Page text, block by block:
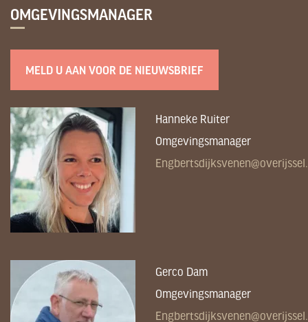
OMGEVINGSMANAGER
MELD U AAN VOOR DE NIEUWSBRIEF
Hanneke Ruiter
Omgevingsmanager
Gerco Dam
Omgevingsmanager